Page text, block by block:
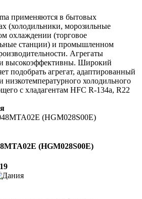
применяются в бытовых
(холодильники, морозильные
охлаждении (торговое
станции) и промышленном
Агрегаты
высокоэффективны. Широкий
подобрать агрегат, адаптированный
низкотемпературного холодильного
с хладагентам HFC R-134a, R22
(HGM028S00E)